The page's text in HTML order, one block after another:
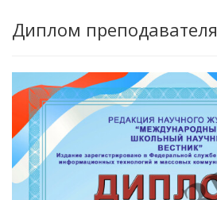
Диплом преподавателя